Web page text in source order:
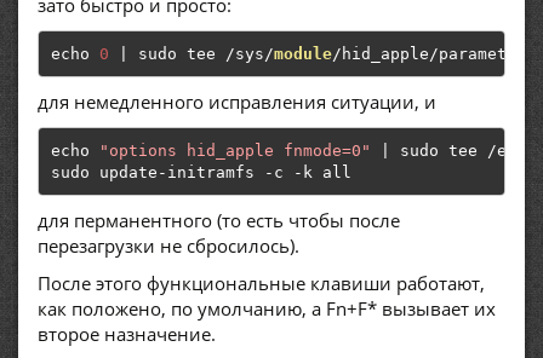
зато быстро и просто:
echo 0 sudo tee /sys /module/ hid_apple /parameters
для немедленного исправления ситуации, и
echo "options hid_apple fnmode=0" sudo tee /etc /
sudo update - initramfs - c - k all
для перманентного (то есть чтобы после
перезагрузки не сбросилось).
После этого функциональные клавиши работают,
как положено, по умолчанию, а Fn+F* вызывает их
второе назначение.